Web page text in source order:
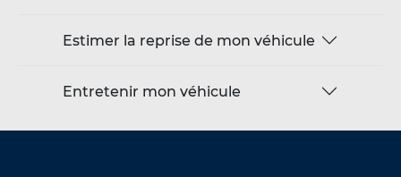
Estimer la reprise de mon véhicule
Entretenir mon véhicule